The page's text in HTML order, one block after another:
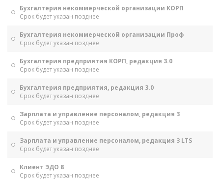
Бухгалтерия некоммерческой организации КОРП
Срок будет указан позднее
Бухгалтерия некоммерческой организации Проф
Срок будет указан позднее
Бухгалтерия предприятия КОРП, редакция 3.0
Срок будет указан позднее
Бухгалтерия предприятия, редакция 3.0
Срок будет указан позднее
Зарплата и управление персоналом, редакция 3
Срок будет указан позднее
Зарплата и управление персоналом, редакция 3 LTS
Срок будет указан позднее
Клиент ЭДО 8
Срок будет указан позднее